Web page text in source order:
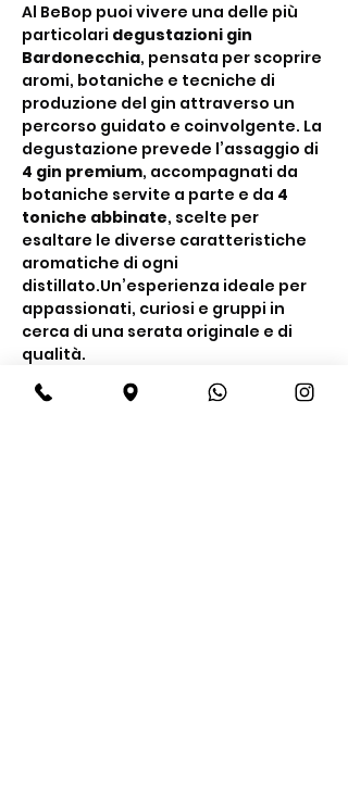
Al BeBop puoi vivere una delle più
particolari degustazioni gin
Bardonecchia, pensata per scoprire
aromi, botaniche e tecniche di
produzione del gin attraverso un
percorso guidato e coinvolgente. La
degustazione prevede l’assaggio di
4 gin premium, accompagnati da
botaniche servite a parte e da 4
toniche abbinate, scelte per
esaltare le diverse caratteristiche
aromatiche di ogni
distillato.Un’esperienza ideale per
appassionati, curiosi e gruppi in
cerca di una serata originale e di
qualità.
Cosa include la